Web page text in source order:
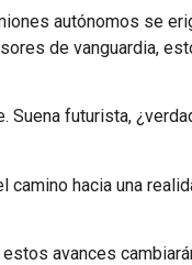
autónomos se
de vanguardia,
Suena futurista,
hacia una
avances